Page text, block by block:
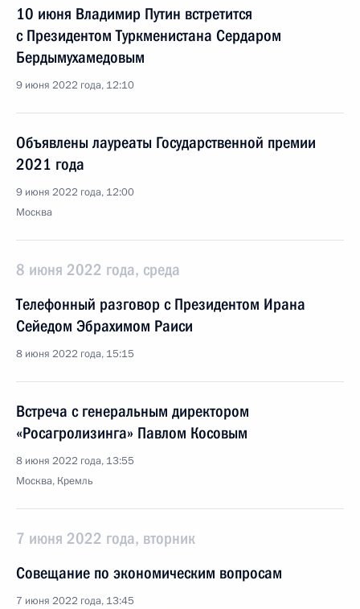
10 июня Владимир Путин встретится
с Президентом Туркменистана Сердаром
Бердымухамедовым
9 июня 2022 года, 12:10
Объявлены лауреаты Государственной премии
2021 года
9 июня 2022 года, 12:00
Москва
8 июня 2022 года, среда
Телефонный разговор с Президентом Ирана
Сейедом Эбрахимом Раиси
8 июня 2022 года, 15:15
Встреча с генеральным директором
«Росагролизинга» Павлом Косовым
8 июня 2022 года, 13:55
Москва, Кремль
7 июня 2022 года, вторник
Совещание по экономическим вопросам
7 июня 2022 года, 13:45